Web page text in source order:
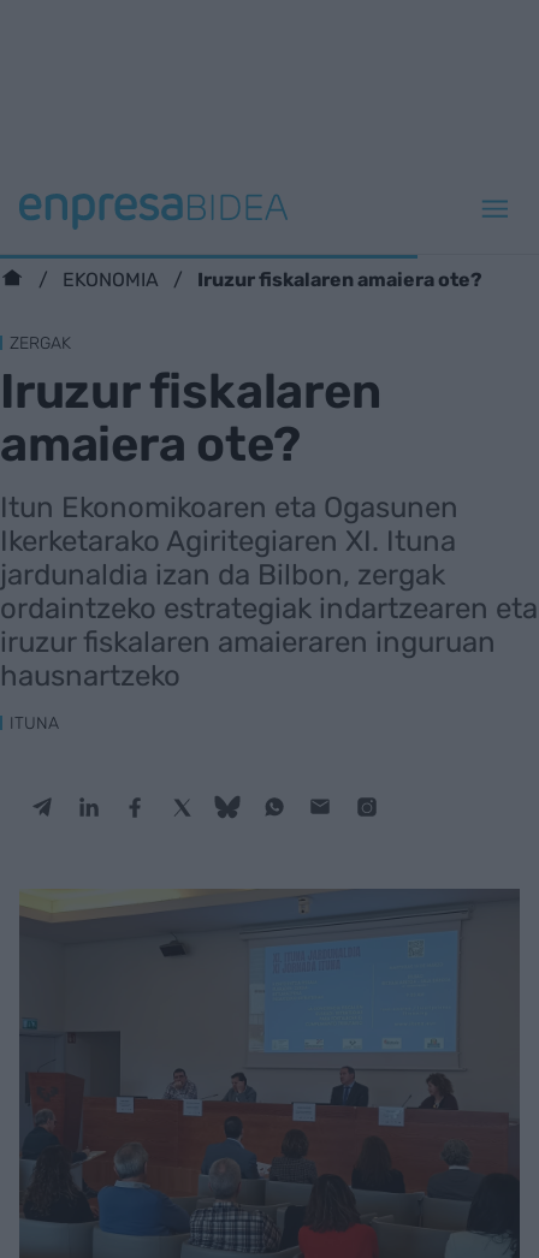
EKONOMIA Iruzur fiskalaren amaiera ote?
ZERGAK
Iruzur fiskalaren
amaiera ote?
Itun Ekonomikoaren eta Ogasunen
Ikerketarako Agiritegiaren XI. Ituna
jardunaldia izan da Bilbon, zergak
ordaintzeko estrategiak indartzearen eta
iruzur fiskalaren amaieraren inguruan
hausnartzeko
ITUNA